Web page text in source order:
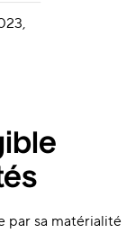
par sa matérialité